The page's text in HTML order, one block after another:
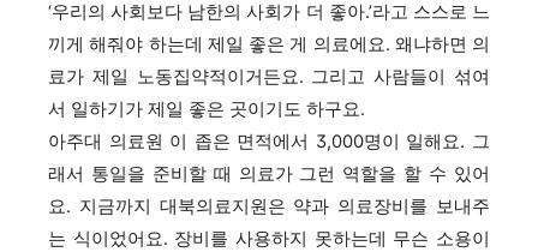
‘우리의 사회보다 남한의 사회가 더 좋아.’라고 스스로 느
끼게 해줘야 하는데 제일 좋은 게 의료에요. 왜냐하면 의
료가 제일 노동집약적이거든요. 그리고 사람들이 섞여
서 일하기가 제일 좋은 곳이기도 하구요.
아주대 의료원 이 좁은 면적에서 3,000명이 일해요. 그
래서 통일을 준비할 때 의료가 그런 역할을 할 수 있어
요. 지금까지 대북의료지원은 약과 의료장비를 보내주
는 식이었어요. 장비를 사용하지 못하는데 무슨 소용이